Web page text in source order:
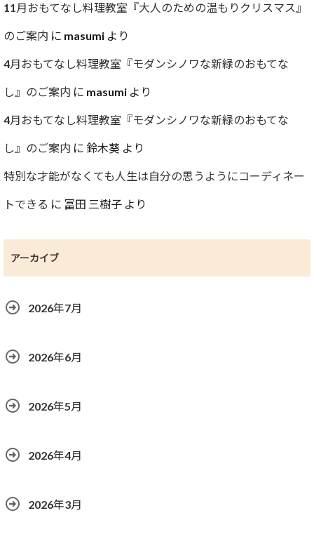
11月おもてなし料理教室『大人のための温もりクリスマス』
のご案内 に masumi より
4月おもてなし料理教室『モダンシノワな新緑のおもてな
し』のご案内 に masumi より
4月おもてなし料理教室『モダンシノワな新緑のおもてな
し』のご案内 に 鈴木葵 より
特別な才能がなくても人生は自分の思うようにコーディネー
トできる に 冨田 三樹子 より
アーカイブ
2026年7月
2026年6月
2026年5月
2026年4月
2026年3月